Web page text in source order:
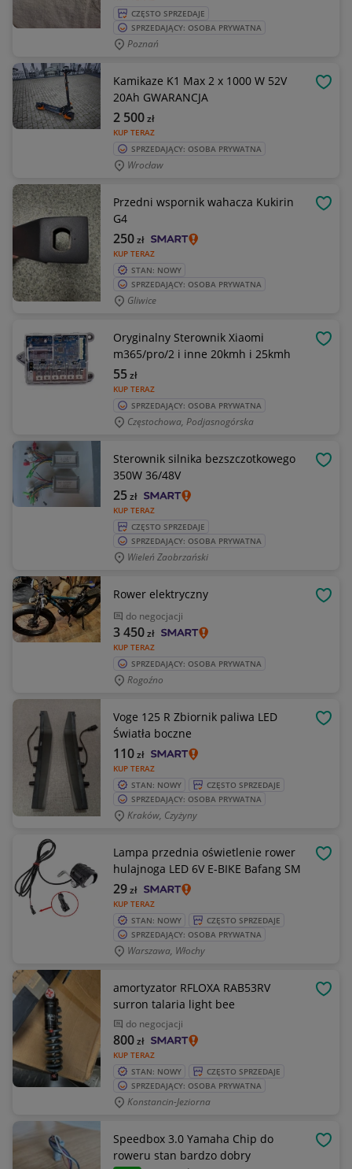
CZĘSTO SPRZEDAJE
SPRZEDAJĄCY: OSOBA PRYWATNA
Poznań
Kamikaze K1 Max 2 x 1000 W 52V
20Ah GWARANCJA
KUP TERAZ
2 500zł
SPRZEDAJĄCY: OSOBA PRYWATNA
Wrocław
Przedni wspornik wahacza Kukirin
G4
KUP TERAZ
250zł
STAN: NOWY
SPRZEDAJĄCY: OSOBA PRYWATNA
Gliwice
Oryginalny Sterownik Xiaomi
m365/pro/2 i inne 20kmh i 25kmh
KUP TERAZ
55zł
SPRZEDAJĄCY: OSOBA PRYWATNA
Częstochowa, Podjasnogórska
Sterownik silnika bezszczotkowego
350W 36/48V
KUP TERAZ
25zł
CZĘSTO SPRZEDAJE
SPRZEDAJĄCY: OSOBA PRYWATNA
Wieleń Zaobrzański
Rower elektryczny
do negocjacji
KUP TERAZ
3 450zł
SPRZEDAJĄCY: OSOBA PRYWATNA
Rogoźno
Voge 125 R Zbiornik paliwa LED
Światła boczne
KUP TERAZ
110zł
STAN: NOWY
CZĘSTO SPRZEDAJE
SPRZEDAJĄCY: OSOBA PRYWATNA
Kraków, Czyżyny
Lampa przednia oświetlenie rower
hulajnoga LED 6V E-BIKE Bafang SM
KUP TERAZ
29zł
STAN: NOWY
CZĘSTO SPRZEDAJE
SPRZEDAJĄCY: OSOBA PRYWATNA
Warszawa, Włochy
amortyzator RFLOXA RAB53RV
surron talaria light bee
do negocjacji
KUP TERAZ
800zł
STAN: NOWY
CZĘSTO SPRZEDAJE
SPRZEDAJĄCY: OSOBA PRYWATNA
Konstancin-Jeziorna
Speedbox 3.0 Yamaha Chip do
roweru stan bardzo dobry